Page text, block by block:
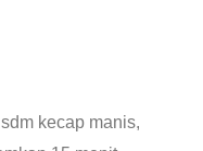
kecap manis,